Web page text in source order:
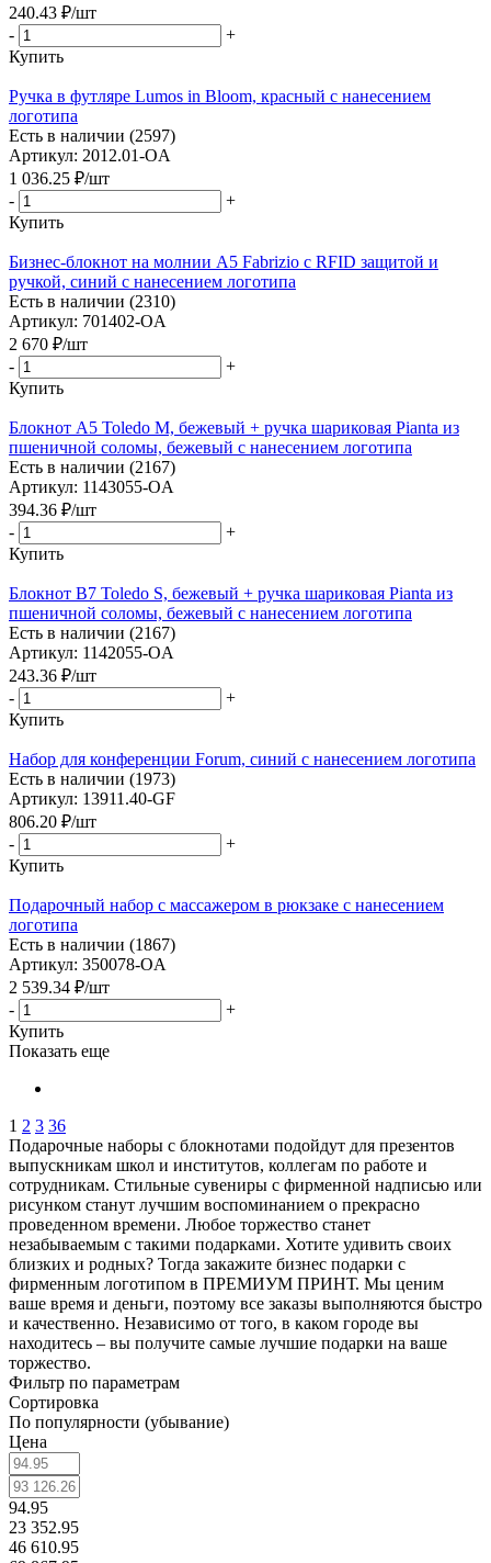
240.43 ₽/шт
-
+
Купить
Ручка в футляре Lumos in Bloom, красный с нанесением
логотипа
Есть в наличии (2597)
Артикул: 2012.01-OA
1 036.25 ₽/шт
-
+
Купить
Бизнес-блокнот на молнии А5 Fabrizio с RFID защитой и
ручкой, синий с нанесением логотипа
Есть в наличии (2310)
Артикул: 701402-OA
2 670 ₽/шт
-
+
Купить
Блокнот А5 Toledo M, бежевый + ручка шариковая Pianta из
пшеничной соломы, бежевый с нанесением логотипа
Есть в наличии (2167)
Артикул: 1143055-OA
394.36 ₽/шт
-
+
Купить
Блокнот B7 Toledo S, бежевый + ручка шариковая Pianta из
пшеничной соломы, бежевый с нанесением логотипа
Есть в наличии (2167)
Артикул: 1142055-OA
243.36 ₽/шт
-
+
Купить
Набор для конференции Forum, синий с нанесением логотипа
Есть в наличии (1973)
Артикул: 13911.40-GF
806.20 ₽/шт
-
+
Купить
Подарочный набор с массажером в рюкзаке с нанесением
логотипа
Есть в наличии (1867)
Артикул: 350078-OA
2 539.34 ₽/шт
-
+
Купить
Показать еще
1 2 3 36
Подарочные наборы с блокнотами подойдут для презентов
выпускникам школ и институтов, коллегам по работе и
сотрудникам. Стильные сувениры с фирменной надписью или
рисунком станут лучшим воспоминанием о прекрасно
проведенном времени. Любое торжество станет
незабываемым с такими подарками. Хотите удивить своих
близких и родных? Тогда закажите бизнес подарки с
фирменным логотипом в ПРЕМИУМ ПРИНТ. Мы ценим
ваше время и деньги, поэтому все заказы выполняются быстро
и качественно. Независимо от того, в каком городе вы
находитесь – вы получите самые лучшие подарки на ваше
торжество.
Фильтр по параметрам
Сортировка
По популярности (убывание)
Цена
94.95
23 352.95
46 610.95